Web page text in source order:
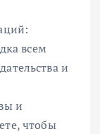
всем
и
и
чтобы